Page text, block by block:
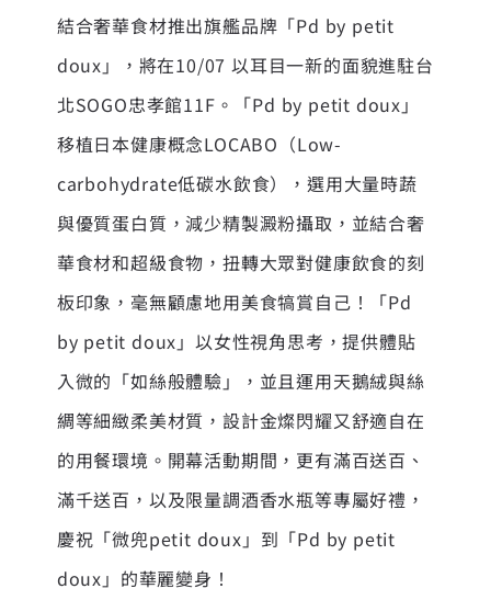
結合奢華食材推出旗艦品牌「Pd by petit
doux」，將在10/07 以耳目一新的面貌進駐台
北SOGO忠孝館11F。「Pd by petit doux」
移植日本健康概念LOCABO（Low-
carbohydrate低碳水飲食），選用大量時蔬
與優質蛋白質，減少精製澱粉攝取，並結合奢
華食材和超級食物，扭轉大眾對健康飲食的刻
板印象，毫無顧慮地用美食犒賞自己！「Pd
by petit doux」以女性視角思考，提供體貼
入微的「如絲般體驗」，並且運用天鵝絨與絲
綢等細緻柔美材質，設計金燦閃耀又舒適自在
的用餐環境。開幕活動期間，更有滿百送百、
滿千送百，以及限量調酒香水瓶等專屬好禮，
慶祝「微兜petit doux」到「Pd by petit
doux」的華麗變身！